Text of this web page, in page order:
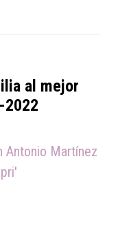
al mejor
2022
Antonio Martínez